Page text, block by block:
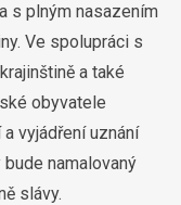
s plným nasazením
Ve spolupráci s
a také
obyvatele
vyjádření uznání
namalovaný
slávy.